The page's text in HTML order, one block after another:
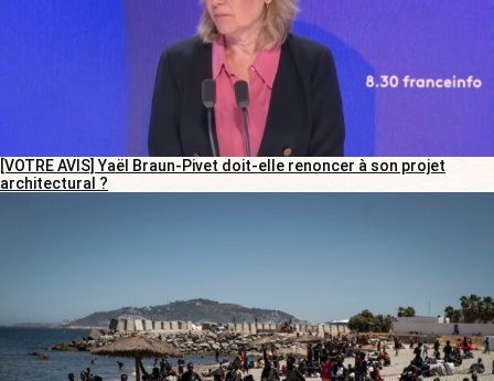
[VOTRE AVIS] Yaël Braun-Pivet doit-elle renoncer à son projet
architectural ?